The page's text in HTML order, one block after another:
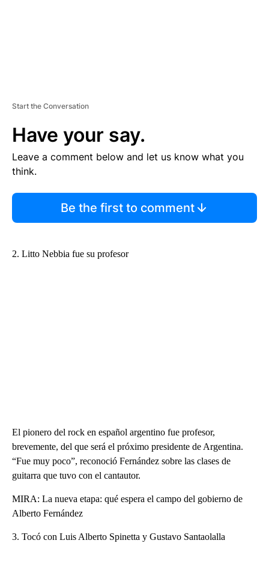
Start the Conversation
Have your say.
Leave a comment below and let us know what you
think.
Be the first to comment
2. Litto Nebbia fue su profesor
El pionero del rock en español argentino fue profesor,
brevemente, del que será el próximo presidente de Argentina.
“Fue muy poco”, reconoció Fernández sobre las clases de
guitarra que tuvo con el cantautor.
MIRA: La nueva etapa: qué espera el campo del gobierno de
Alberto Fernández
3. Tocó con Luis Alberto Spinetta y Gustavo Santaolalla